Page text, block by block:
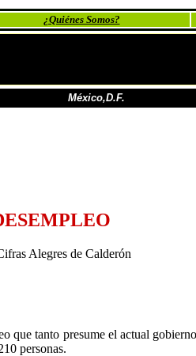
¿Quiénes Somos?
México,D.F.
Alegres de Calderón
que tanto presume el actual
personas.